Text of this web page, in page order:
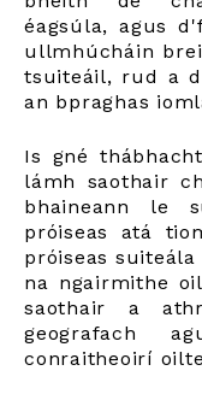
éagsúla, agus
ullmhúcháin
tsuiteáil, rud a
an bpraghas
Is gné
lámh saothair
bhaineann le
próiseas atá
próiseas
na ngairmithe
saothair a
geografach
conraitheoirí